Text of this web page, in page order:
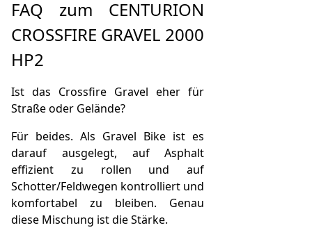
FAQ zum CENTURION
CROSSFIRE GRAVEL 2000
HP2
Ist das Crossfire Gravel eher für
Straße oder Gelände?
Für beides. Als Gravel Bike ist es
darauf ausgelegt, auf Asphalt
effizient zu rollen und auf
Schotter/Feldwegen kontrolliert und
komfortabel zu bleiben. Genau
diese Mischung ist die Stärke.